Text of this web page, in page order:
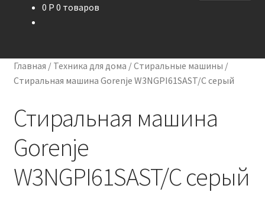
Корзина
Мой аккаунт
О проекте eMedena.ru
Оплата через платежный шлюз от PayKeeper
0 P 0 товаров
Главная / Техника для дома /Стиральные машины /
Стиральная машина Gorenje W3NGPI61SAST/C серый
Стиральная машина
Gorenje
W3NGPI61SAST/C серый